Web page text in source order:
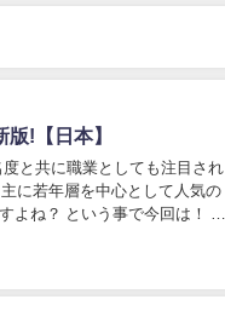
!【日本】
と共に職業としても注目され
に若年層を中心として人気の
よね？ という事で今回は！ そ